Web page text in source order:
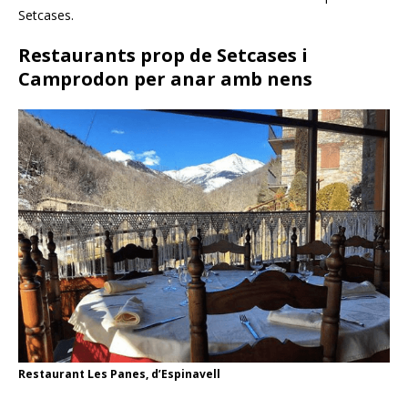
Setcases.
Restaurants prop de Setcases i
Camprodon per anar amb nens
Restaurant Les Panes, d’Espinavell